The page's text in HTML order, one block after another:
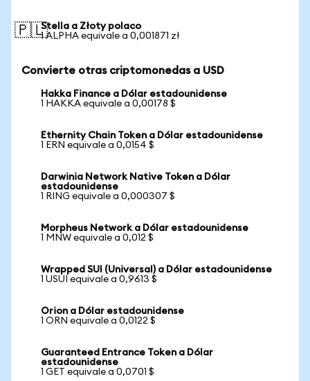
🇵🇱Stella a Złoty polaco
1 ALPHA equivale a 0,001871 zł
Convierte otras criptomonedas a USD
Hakka Finance a Dólar estadounidense
1 HAKKA equivale a 0,00178 $
Ethernity Chain Token a Dólar estadounidense
1 ERN equivale a 0,0154 $
Darwinia Network Native Token a Dólar
estadounidense
1 RING equivale a 0,000307 $
Morpheus Network a Dólar estadounidense
1 MNW equivale a 0,012 $
Wrapped SUI (Universal) a Dólar estadounidense
1 USUI equivale a 0,9613 $
Orion a Dólar estadounidense
1 ORN equivale a 0,0122 $
Guaranteed Entrance Token a Dólar
estadounidense
1 GET equivale a 0,0701 $